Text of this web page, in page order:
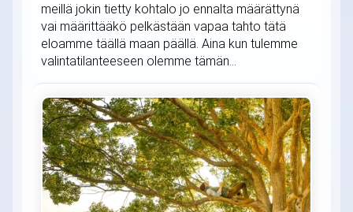
meillä jokin tietty kohtalo jo ennalta määrättynä
vai määrittääkö pelkästään vapaa tahto tätä
eloamme täällä maan päällä. Aina kun tulemme
valintatilanteeseen olemme tämän...